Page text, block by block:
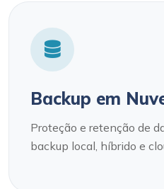
Backup em
Proteção e retenção de
backup local, híbrido e